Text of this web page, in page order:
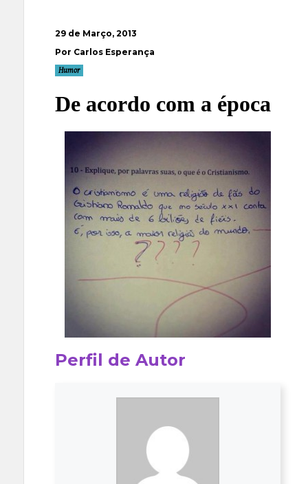
29 de Março, 2013
Por Carlos Esperança
Humor
De acordo com a época
Perfil de Autor